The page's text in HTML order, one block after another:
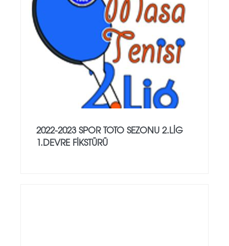
2022-2023 SPOR TOTO SEZONU 2.LİG
1.DEVRE FİKSTÜRÜ